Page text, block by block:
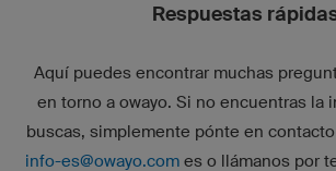
Respuestas
Aquí puedes encontrar muchas
en torno a owayo. Si no encuentras la
buscas, simplemente pónte en
info-es@owayo.com es o llámanos por